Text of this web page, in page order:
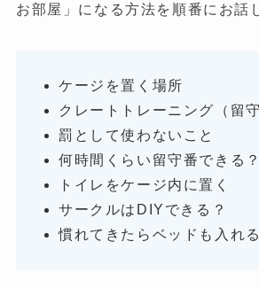
お部屋」になる方法を順番にお話
ケージを置く場所
クレートトレーニング（留
罰として使わないこと
何時間くらい留守番できる？
トイレをケージ内に置く
サークルはDIYできる？
慣れてきたらベッドも入れる